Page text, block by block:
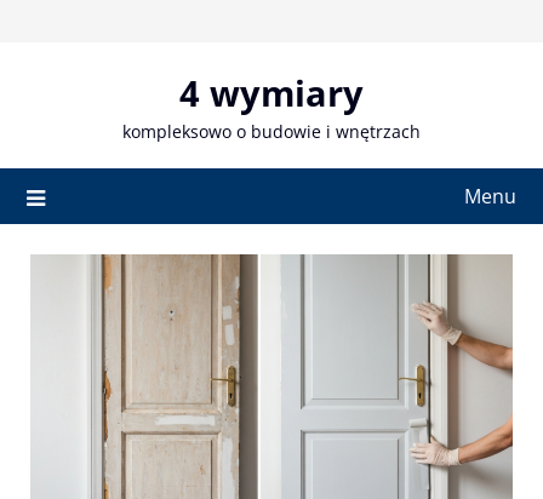
4 wymiary
kompleksowo o budowie i wnętrzach
Menu